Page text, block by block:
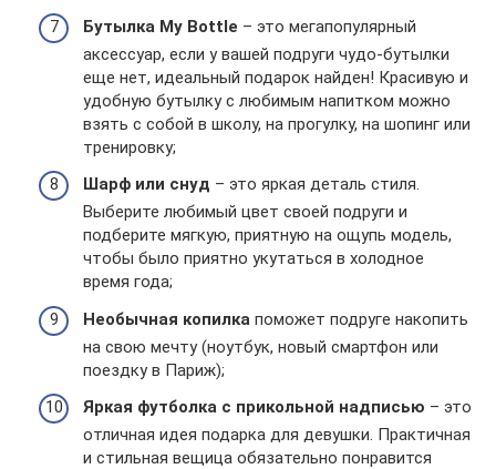
Бутылка My Bottle – это мегапопулярный
аксессуар, если у вашей подруги чудо-бутылки
еще нет, идеальный подарок найден! Красивую и
удобную бутылку с любимым напитком можно
взять с собой в школу, на прогулку, на шопинг или
тренировку;
Шарф или снуд – это яркая деталь стиля.
Выберите любимый цвет своей подруги и
подберите мягкую, приятную на ощупь модель,
чтобы было приятно укутаться в холодное
время года;
Необычная копилка поможет подруге накопить
на свою мечту (ноутбук, новый смартфон или
поездку в Париж);
Яркая футболка с прикольной надписью – это
отличная идея подарка для девушки. Практичная
и стильная вещица обязательно понравится